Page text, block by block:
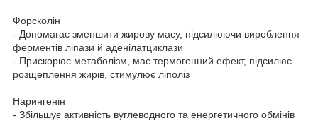
Форсколін
- Допомагає зменшити жирову масу, підсилюючи вироблення
ферментів ліпази й аденілатциклази
- Прискорює метаболізм, має термогенний ефект, підсилює
розщеплення жирів, стимулює ліполіз
Нарингенін
- Збільшує активність вуглеводного та енергетичного обмінів